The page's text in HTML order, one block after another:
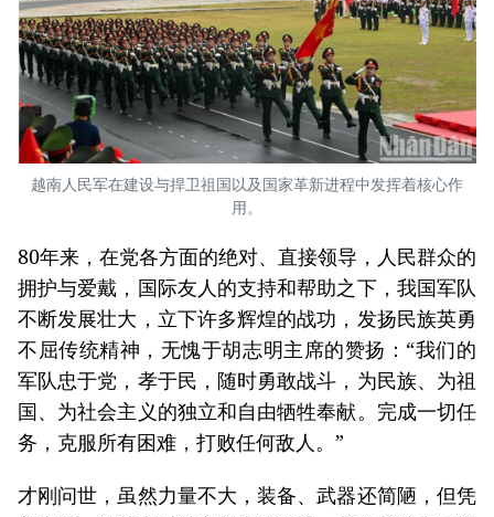
越南人民军在建设与捍卫祖国以及国家革新进程中发挥着核心作
用。
80年来，在党各方面的绝对、直接领导，人民群众的
拥护与爱戴，国际友人的支持和帮助之下，我国军队
不断发展壮大，立下许多辉煌的战功，发扬民族英勇
不屈传统精神，无愧于胡志明主席的赞扬：“我们的
军队忠于党，孝于民，随时勇敢战斗，为民族、为祖
国、为社会主义的独立和自由牺牲奉献。完成一切任
务，克服所有困难，打败任何敌人。”
才刚问世，虽然力量不大，装备、武器还简陋，但凭